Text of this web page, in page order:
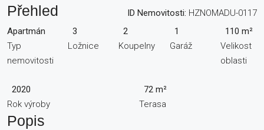
Přehled ID Nemovitosti: HZNOMADU-0117
Apartmán
Typ
nemovitosti
3
Ložnice
2
Koupelny
1
Garáž
110 m²
Velikost
oblasti
2020
Rok výroby
72 m²
Terasa
Popis